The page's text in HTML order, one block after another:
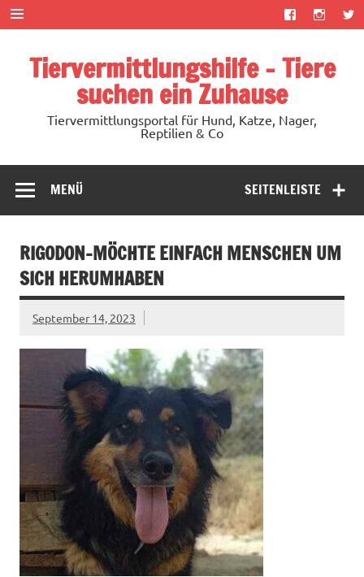
Zum
Inhalt
springen
Tiervermittlungshilfe – Tiere
suchen ein Zuhause
Tiervermittlungsportal für Hund, Katze, Nager,
Reptilien & Co
SEITENLEISTE
MENÜ
RIGODON-MÖCHTE EINFACH MENSCHEN UM
SICH HERUMHABEN
September 14, 2023